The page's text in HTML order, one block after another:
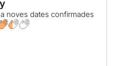
noves dates confirmades